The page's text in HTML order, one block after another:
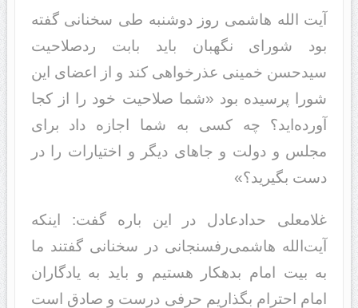
آیت الله هاشمی روز دوشنبه طی سخنانی گفته
بود شورای نگهبان باید بابت ردصلاحیت
سیدحسن خمینی عذرخواهی کند و از اعضای این
شورا پرسیده بود «شما صلاحیت خود را از کجا
آورده‌اید؟ چه کسی به شما اجازه داد برای
مجلس و دولت و جاهای دیگر و اختیارات را در
دست بگیرید؟»
غلامعلی حدادعادل در این باره گفت: اینکه
آیت‌الله هاشمی‌رفسنجانی در سخنانی گفتند ما
به بیت امام بدهکار هستیم و باید به یادگاران
امام احترام بگذاریم حرفی درست و صادق است